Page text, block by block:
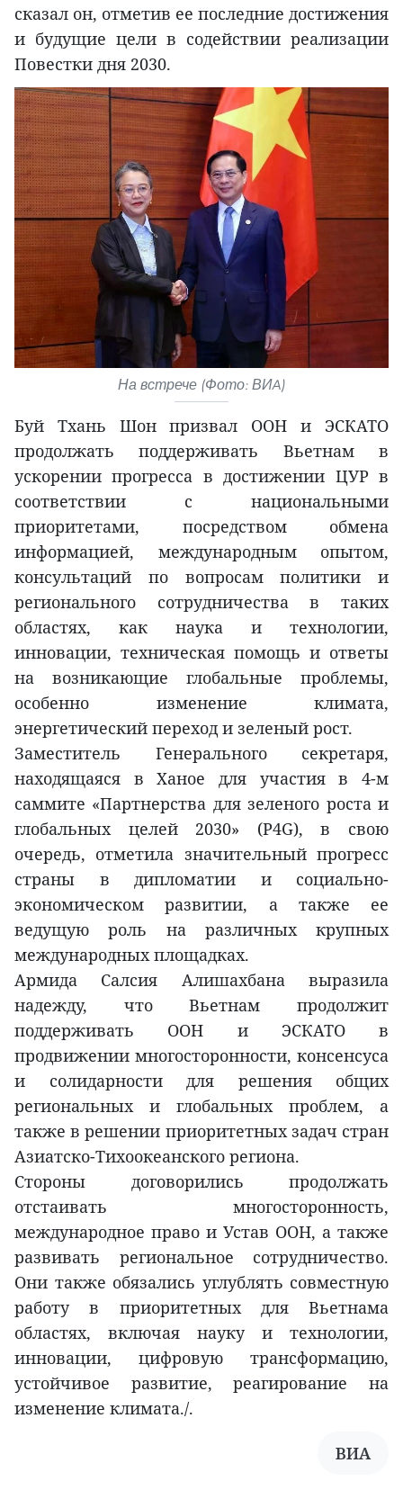
сказал он, отметив ее последние достижения
и будущие цели в содействии реализации
Повестки дня 2030.
На встрече (Фото: ВИA)
Буй Тхань Шон призвал ООН и ЭСКАТО
продолжать поддерживать Вьетнам в
ускорении прогресса в достижении ЦУР в
соответствии с национальными
приоритетами, посредством обмена
информацией, международным опытом,
консультаций по вопросам политики и
регионального сотрудничества в таких
областях, как наука и технологии,
инновации, техническая помощь и ответы
на возникающие глобальные проблемы,
особенно изменение климата,
энергетический переход и зеленый рост.
Заместитель Генерального секретаря,
находящаяся в Ханое для участия в 4-м
саммите «Партнерства для зеленого роста и
глобальных целей 2030» (P4G), в свою
очередь, отметила значительный прогресс
страны в дипломатии и социально-
экономическом развитии, а также ее
ведущую роль на различных крупных
международных площадках.
Армида Салсия Алишахбана выразила
надежду, что Вьетнам продолжит
поддерживать ООН и ЭСКАТО в
продвижении многосторонности, консенсуса
и солидарности для решения общих
региональных и глобальных проблем, а
также в решении приоритетных задач стран
Азиатско-Тихоокеанского региона.
Стороны договорились продолжать
отстаивать многосторонность,
международное право и Устав ООН, а также
развивать региональное сотрудничество.
Они также обязались углублять совместную
работу в приоритетных для Вьетнама
областях, включая науку и технологии,
инновации, цифровую трансформацию,
устойчивое развитие, реагирование на
изменение климата./.
ВИА